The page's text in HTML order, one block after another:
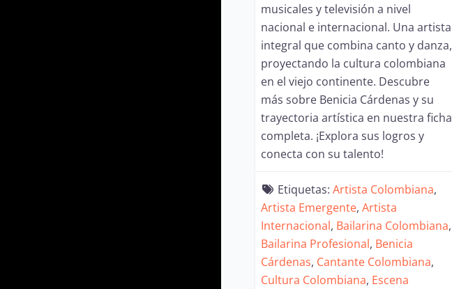
musicales y televisión a nivel
nacional e internacional. Una artista
integral que combina canto y danza,
proyectando la cultura colombiana
en el viejo continente. Descubre
más sobre Benicia Cárdenas y su
trayectoria artística en nuestra ficha
completa. ¡Explora sus logros y
conecta con su talento!
Etiquetas: Artista Colombiana,
Artista Emergente, Artista
Internacional, Bailarina Colombiana,
Bailarina Profesional, Benicia
Cárdenas, Cantante Colombiana,
Cultura Colombiana, Escena